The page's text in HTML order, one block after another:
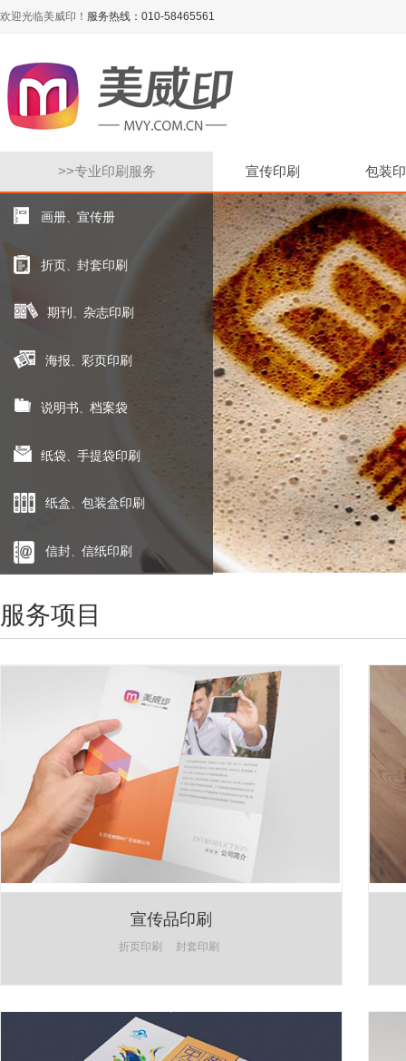
欢迎光临美威印！ 服务热线：010-58465561
>>专业印刷服务 宣传印刷 包装
画册、 宣传册
折页 封套印刷
期刊 、 杂志印刷
海报 彩页印刷
说明书、 档案袋
纸袋 手提袋印刷
纸盒、 包装盒印刷
信封 信纸印刷
服务项目
宣传品印刷
折页印刷 封套印刷